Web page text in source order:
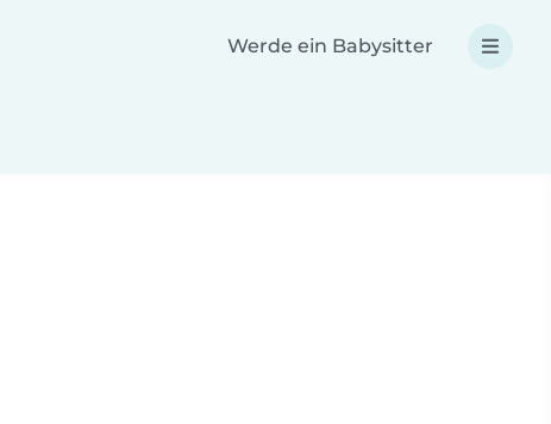
Werde ein Babysitter